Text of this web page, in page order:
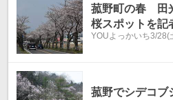
菰野町の春 田
桜スポットを記
YOUよっかいち3/28(
菰野でシデコ